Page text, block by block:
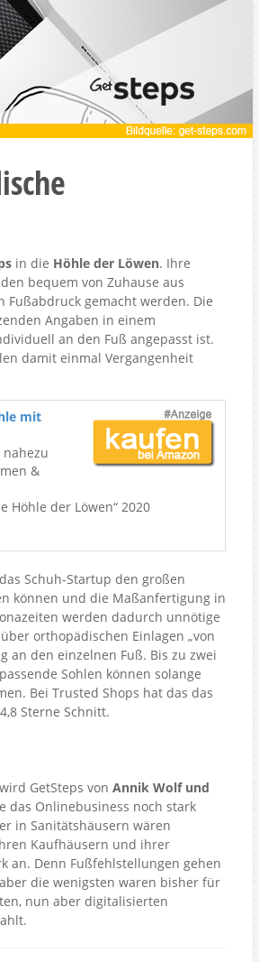
in die Höhle der Löwen. Ihre
bequem von Zuhause aus
gemacht werden. Die
Angaben in einem
an den Fuß angepasst ist.
damit einmal Vergangenheit
mit
&
Höhle der Löwen“ 2020
Schuh-Startup den großen
können und die Maßanfertigung in
werden dadurch unnötige
orthopädischen Einlagen „von
an den einzelnen Fuß. Bis zu zwei
Sohlen können solange
Bei Trusted Shops hat das das
Sterne Schnitt.
GetSteps von Annik Wolf und
das Onlinebusiness noch stark
in Sanitätshäusern wären
Kaufhäusern und ihrer
an. Denn Fußfehlstellungen gehen
die wenigsten waren bisher für
nun aber digitalisierten